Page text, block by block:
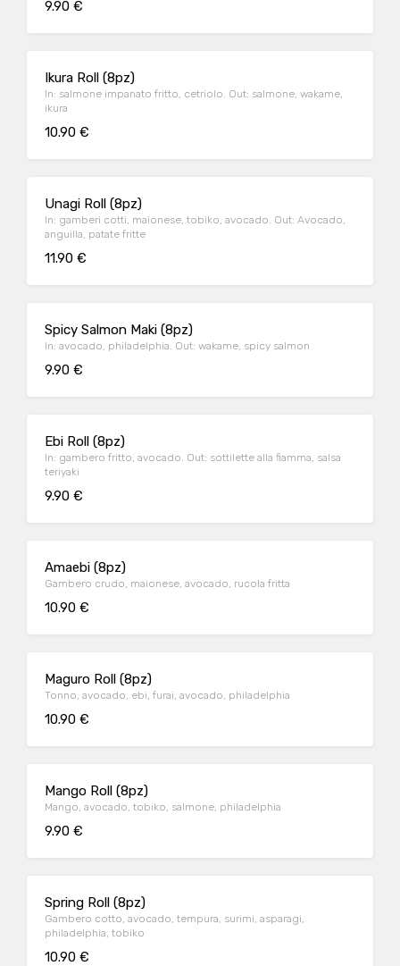
9.90 €
Ikura Roll (8pz)
In: salmone impanato fritto, cetriolo. Out: salmone, wakame,
ikura
10.90 €
Unagi Roll (8pz)
In: gamberi cotti, maionese, tobiko, avocado. Out: Avocado,
anguilla, patate fritte
11.90 €
Spicy Salmon Maki (8pz)
In: avocado, philadelphia. Out: wakame, spicy salmon
9.90 €
Ebi Roll (8pz)
In: gambero fritto, avocado. Out: sottilette alla fiamma, salsa
teriyaki
9.90 €
Amaebi (8pz)
Gambero crudo, maionese, avocado, rucola fritta
10.90 €
Maguro Roll (8pz)
Tonno, avocado, ebi, furai, avocado, philadelphia
10.90 €
Mango Roll (8pz)
Mango, avocado, tobiko, salmone, philadelphia
9.90 €
Spring Roll (8pz)
Gambero cotto, avocado, tempura, surimi, asparagi,
philadelphia, tobiko
10.90 €